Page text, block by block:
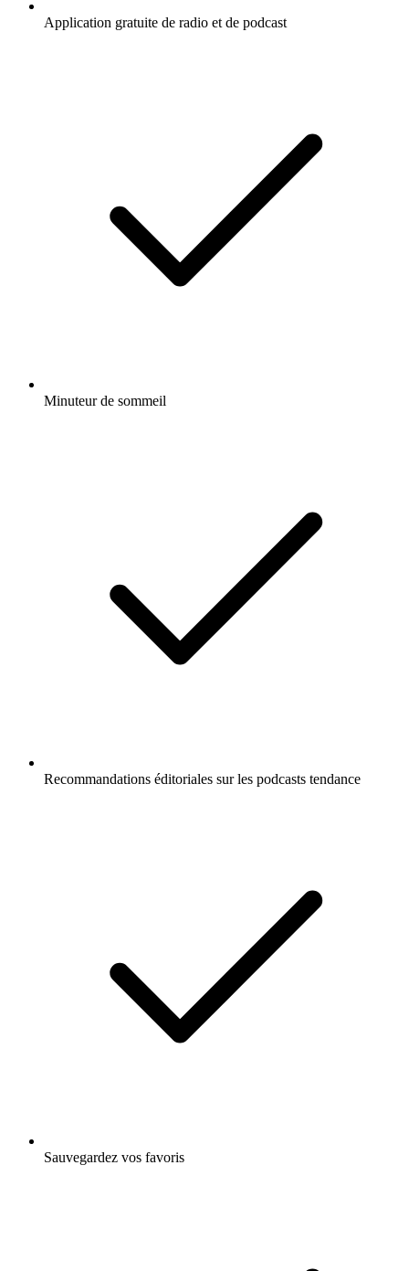
Application gratuite de radio et de podcast
Minuteur de sommeil
Recommandations éditoriales sur les podcasts tendance
Sauvegardez vos favoris